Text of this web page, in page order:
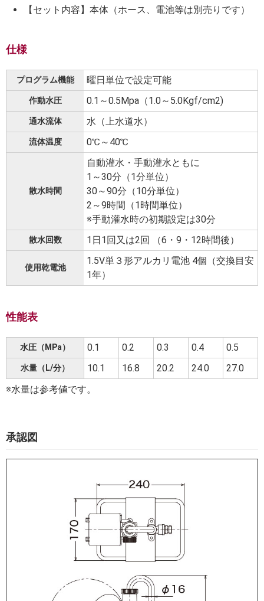
【セット内容】本体（ホース、電池等は別売りです）
仕様
プログラム機能 曜日単位で設定可能
作動水圧 0.1～0.5Mpa（1.0～5.0Kgf/cm2)
通水流体 水（上水道水）
流体温度 0℃～40℃
散水時間
自動灌水・手動灌水ともに
1～30分（1分単位）
30～90分（10分単位）
2～9時間（1時間単位）
※手動灌水時の初期設定は30分
散水回数 1日1回又は2回 （6・9・12時間後）
使用乾電池
1.5V単３形アルカリ電池 4個（交換目安
1年）
性能表
水圧（MPa） 0.1 0.2 0.3 0.4 0.5
水量（L/分） 10.1 16.8 20.2 24.0
27.0
※水量は参考値です。
承認図